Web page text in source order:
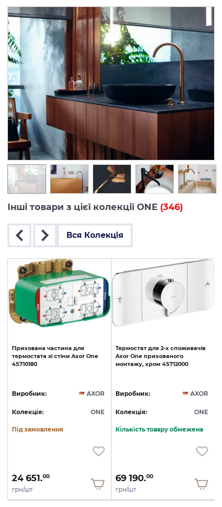
Інші товари з цієї колекції ONE (346)
Вся Колекція
Прихована частина для
термостата зі стіни Axor One
45710180
Виробник: AXOR
Колекція: ONE
Під замовлення
24 651.00
грн/шт
Термостат для 2-х споживачів
Axor One прихованого
монтажу, хром 45712000
Виробник: AXOR
Колекція: ONE
Кількість товару обмежена
69 190.00
грн/шт